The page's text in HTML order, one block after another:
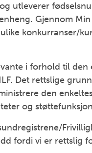
utleverer
Gjennom
konkurranser/
i forhold til den
Det rettslige
den
og
fordi vi er rettslig